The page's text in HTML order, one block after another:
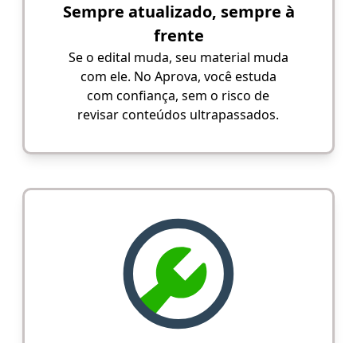
Sempre atualizado, sempre à
frente
Se o edital muda, seu material muda
com ele. No Aprova, você estuda
com confiança, sem o risco de
revisar conteúdos ultrapassados.